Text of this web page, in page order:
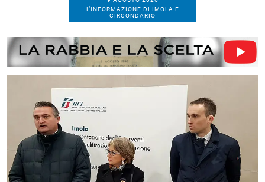
L’INFORMAZIONE DI IMOLA E
CIRCONDARIO